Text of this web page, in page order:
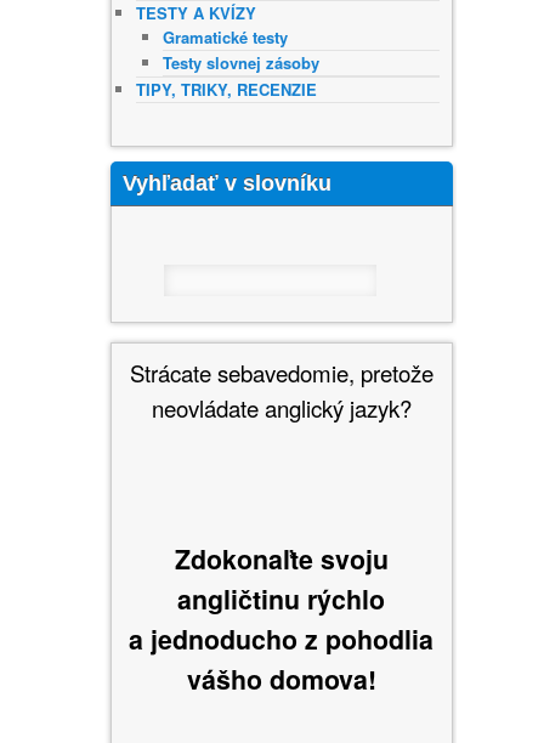
TESTY A KVÍZY
Gramatické testy
Testy slovnej zásoby
TIPY, TRIKY, RECENZIE
Vyhľadať v slovníku
Strácate sebavedomie, pretože
neovládate anglický jazyk?
Zdokonaľte svoju
angličtinu rýchlo
a jednoduchoz pohodlia
vášho domova!